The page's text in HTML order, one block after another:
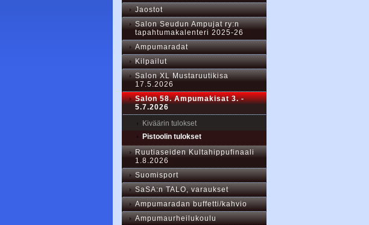
Jaostot
Salon Seudun Ampujat ry:n
tapahtumakalenteri 2025-26
Ampumaradat
Kilpailut
Salon XL Mustaruutikisa
17.5.2026
Salon 58. Ampumakisat 3. -
5.7.2026
Kiväärin tulokset
Pistoolin tulokset
Ruutiaseiden Kultahippufinaali
1.8.2026
Suomisport
SaSA:n TALO, varaukset
Ampumaradan buffetti/kahvio
Ampumaurheilukoulu